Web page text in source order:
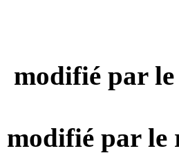
modifié par
modifié par le